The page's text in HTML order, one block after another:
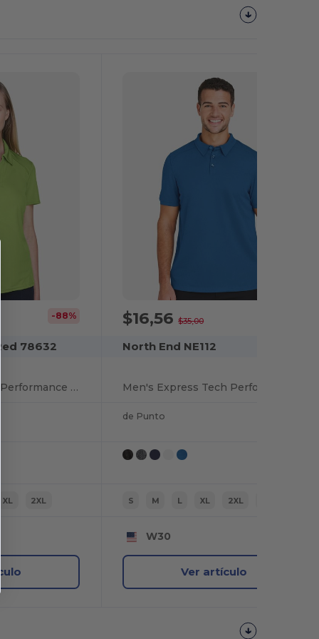
-88%
78632
Recycled Polyester Performance Pique Polo
XL 2XL
$16,56$35,00
North End NE112
de Punto
S M L XL 2XL
W30
Ver artículo